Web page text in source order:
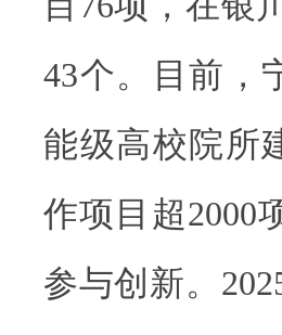
43个。目前，
能级高校院所
作项目超2000
参与创新。